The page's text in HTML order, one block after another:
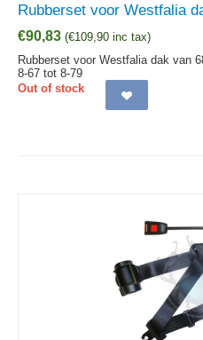
Rubberset voor Westfalia
€90,83 (€109,90 inc tax)
Rubberset voor Westfalia dak van
8-67 tot 8-79
Out of stock